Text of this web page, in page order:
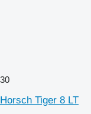
30
Horsch Tiger 8 LT